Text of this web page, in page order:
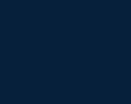
Hơn